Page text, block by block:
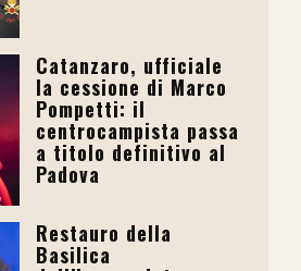
Catanzaro, ufficiale
la cessione di Marco
Pompetti: il
centrocampista passa
a titolo definitivo al
Padova
Restauro della
Basilica